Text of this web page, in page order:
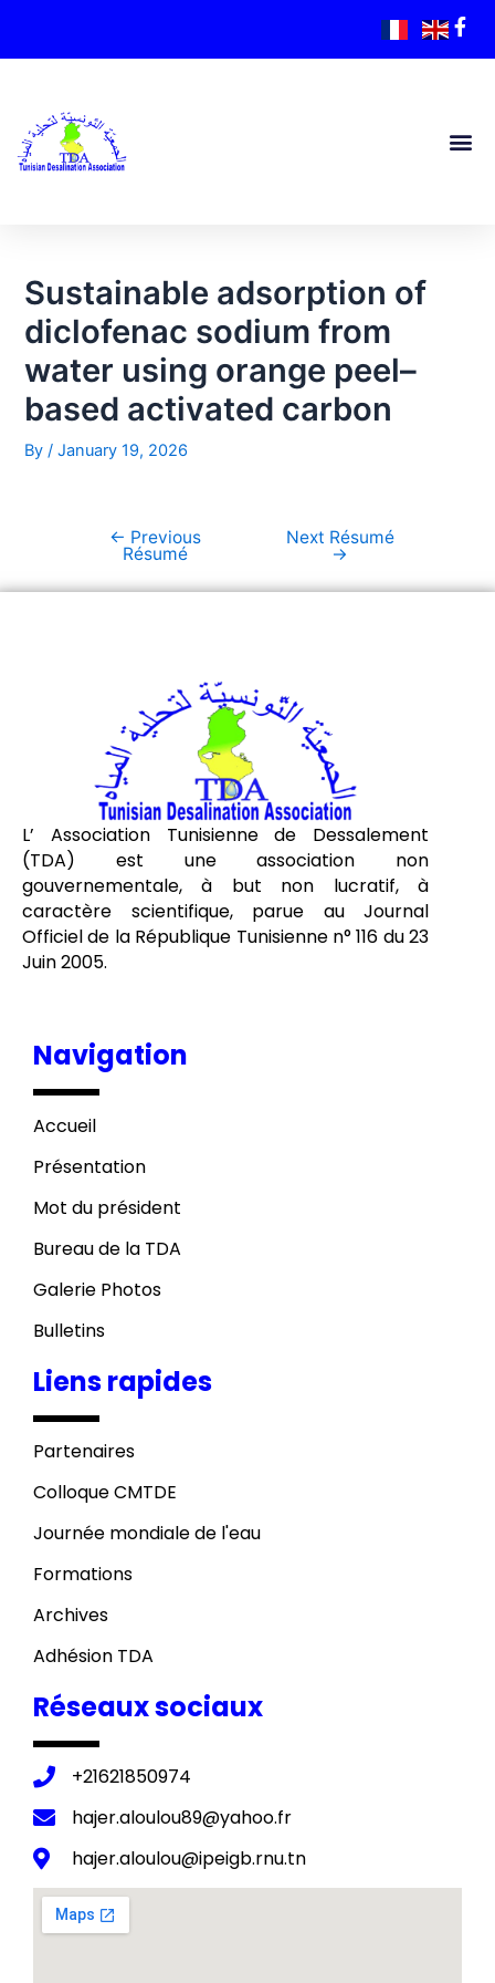
Sustainable adsorption of
diclofenac sodium from
water using orange peel–
based activated carbon
By/January 19, 2026
← Previous
Résumé
Next Résumé
→
L’ Association Tunisienne de Dessalement
(TDA) est une association non
gouvernementale, à but non lucratif, à
caractère scientifique, parue au Journal
Officiel de la République Tunisienne n° 116 du 23
Juin 2005.
Navigation
Accueil
Présentation
Mot du président
Bureau de la TDA
Galerie Photos
Bulletins
Liens rapides
Partenaires
Colloque CMTDE
Journée mondiale de l'eau
Formations
Archives
Adhésion TDA
Réseaux sociaux
+21621850974
hajer.aloulou89@yahoo.fr
hajer.aloulou@ipeigb.rnu.tn